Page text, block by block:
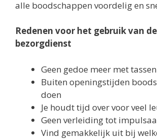
alle boodschappen voordelig en
Redenen voor het gebruik van
bezorgdienst
Geen gedoe meer met
Buiten openingstijden
doen
Je houdt tijd over voor veel
Geen verleiding tot
Vind gemakkelijk uit bij